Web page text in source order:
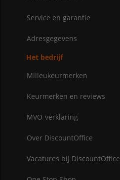
Service en garantie
Adresgegevens
Het bedrijf
Milieukeurmerken
Keurmerken en reviews
MVO-verklaring
Over DiscountOffice
Vacatures bij DiscountOffice